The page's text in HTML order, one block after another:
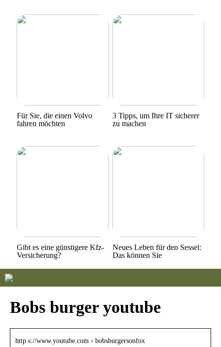
Für Sie, die einen Volvo
fahren möchten
3 Tipps, um Ihre IT sicherer
zu machen
Gibt es eine günstigere Kfz-
Versicherung?
Neues Leben für den Sessel:
Das können Sie
Bobs burger youtube
http s://www.youtube.com › bobsburgersonfox